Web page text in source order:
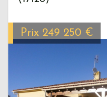
Prix 249 250 €